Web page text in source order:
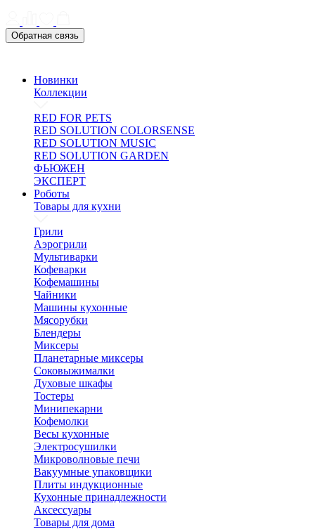
Обратная связь
Новинки
Коллекции
RED FOR PETS
RED SOLUTION COLORSENSE
RED SOLUTION MUSIC
RED SOLUTION GARDEN
ФЬЮЖЕН
ЭКСПЕРТ
Роботы
Товары для кухни
Грили
Аэрогрили
Мультиварки
Кофеварки
Кофемашины
Чайники
Машины кухонные
Мясорубки
Блендеры
Миксеры
Планетарные миксеры
Соковыжималки
Духовые шкафы
Тостеры
Минипекарни
Кофемолки
Весы кухонные
Электросушилки
Микроволновые печи
Вакуумные упаковщики
Плиты индукционные
Кухонные принадлежности
Аксессуары
Товары для дома